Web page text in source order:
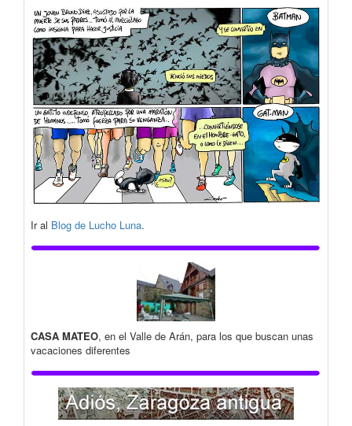
Ir al Blog de Lucho Luna.
CASA MATEO, en el Valle de Arán, para los que buscan unas
vacaciones diferentes